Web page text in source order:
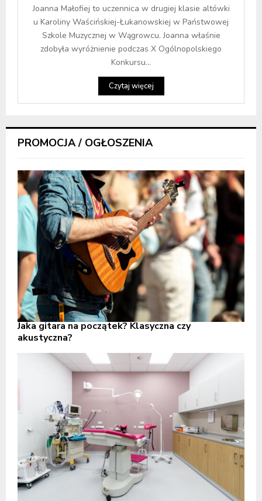
Joanna Małofiej to uczennica w drugiej klasie altówki
u Karoliny Waścińskiej-Łukanowskiej w Państwowej
Szkole Muzycznej w Wągrowcu. Joanna właśnie
zdobyła wyróżnienie podczas X Ogólnopolskiego
Konkursu...
Czytaj więcej
PROMOCJA / OGŁOSZENIA
Jaka gitara na początek? Klasyczna czy
akustyczna?